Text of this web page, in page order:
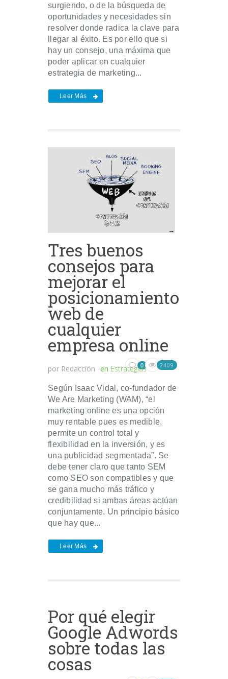
surgiendo, o de la búsqueda de
oportunidades y necesidades sin
resolver donde radica la clave para
llegar al éxito. Es por ello que si
hay un consejo, una máxima que
poder aplicar en cualquier
estrategia de marketing...
Leer Más
Tres buenos
consejos para
mejorar el
posicionamiento
web de
cualquier
empresa online
por Redacción en Estrategias
0 2409
Según Isaac Vidal, co-fundador de
We Are Marketing (WAM), “el
marketing online es una opción
muy rentable pues es medible,
permite un control total y
flexibilidad en la inversión, y es
una publicidad segmentada”. Se
debe tener claro que tanto SEM
como SEO son compatibles y que
se gana mucho más tráfico y
credibilidad si ambas áreas actúan
conjuntamente. Un principio básico
que hay que...
Leer Más
Por qué elegir
Google Adwords
sobre todas las
cosas